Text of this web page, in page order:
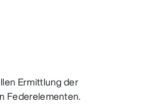
Ermittlung der
Federelementen.